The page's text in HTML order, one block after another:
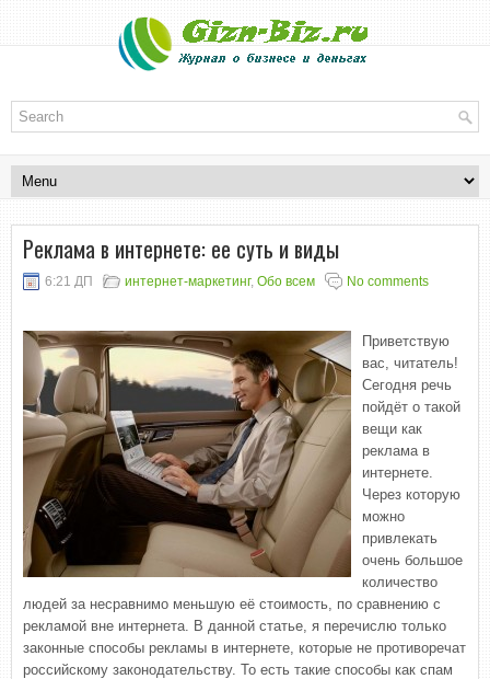
Реклама в интернете: ее суть и виды
6:21 ДП интернет-маркетинг, Обо всем No comments
Приветствую
вас, читатель!
Сегодня речь
пойдёт о такой
вещи как
реклама в
интернете.
Через которую
можно
привлекать
очень большое
количество
людей за несравнимо меньшую её стоимость, по сравнению с
рекламой вне интернета. В данной статье, я перечислю только
законные способы рекламы в интернете, которые не противоречат
российскому законодательству. То есть такие способы как спам